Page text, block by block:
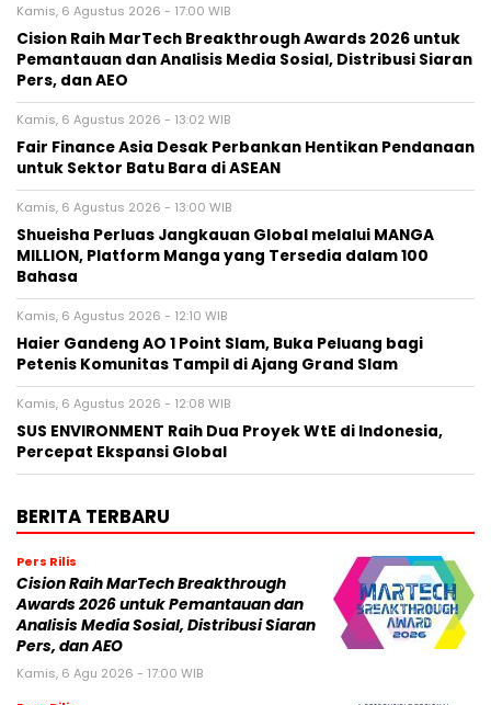
Kamis, 6 Agustus 2026 - 17:00 WIB
Cision Raih MarTech Breakthrough Awards 2026 untuk
Pemantauan dan Analisis Media Sosial, Distribusi Siaran
Pers, dan AEO
Kamis, 6 Agustus 2026 - 13:02 WIB
Fair Finance Asia Desak Perbankan Hentikan Pendanaan
untuk Sektor Batu Bara di ASEAN
Kamis, 6 Agustus 2026 - 13:00 WIB
Shueisha Perluas Jangkauan Global melalui MANGA
MILLION, Platform Manga yang Tersedia dalam 100
Bahasa
Kamis, 6 Agustus 2026 - 12:10 WIB
Haier Gandeng AO 1 Point Slam, Buka Peluang bagi
Petenis Komunitas Tampil di Ajang Grand Slam
Kamis, 6 Agustus 2026 - 12:08 WIB
SUS ENVIRONMENT Raih Dua Proyek WtE di Indonesia,
Percepat Ekspansi Global
BERITA TERBARU
Pers Rilis
Cision Raih MarTech Breakthrough
Awards 2026 untuk Pemantauan dan
Analisis Media Sosial, Distribusi Siaran
Pers, dan AEO
Kamis, 6 Agu 2026 - 17:00 WIB